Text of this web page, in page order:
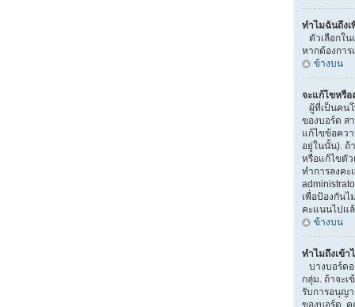
ทำไมฉันถึง
ตัวเลือกใ
หากต้องกา
ข้างบน
จะแก้ไขหรือ
ผู้ที่เป็นคน
ของบอร์ด ส
แก้ไขข้อคว
อยู่ในนั้น). ถ้
หรือแก้ไขตั
ทำการลงคะ
เพื่อป้องกันไ
คะแนนไปแ
ข้างบน
ทำไมถึงเข้า
บางบอร์ด
กลุ่ม. ถ้าจะ
รับการอนุญ
ของบอร์ด.